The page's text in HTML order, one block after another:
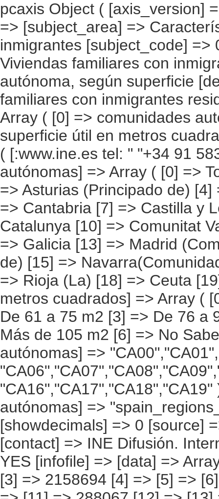
pcaxis Object ( [axis_version] => [creation_date] => 20080709 [note] => [subject_area] => Características de las viviendas de los inmigrantes [subject_code] => 01 [matrix] => 01002 [title] => Viviendas familiares con inmigrantes residentes por comunidad autónoma, según superficie [description] => [contents] => Viviendas familiares con inmigrantes residentes [units] => viviendas [stub] => Array ( [0] => comunidades autónomas ) [heading] => Array ( [0] => superficie útil en metros cuadrados ) [prestext] => [values] => Array ( [:www.ine.es tel: " "+34 91 5839100 "; VALUES("comunidades autónomas] => Array ( [0] => Total [1] => Andalucía [2] => Aragón [3] => Asturias (Principado de) [4] => Balears (IIles) [5] => Canarias [6] => Cantabria [7] => Castilla y León [8] => Castilla-La Mancha [9] => Catalunya [10] => Comunitat Valenciana [11] => Extremadura [12] => Galicia [13] => Madrid (Comunidad de) [14] => Murcia(Región de) [15] => Navarra(Comunidad Foral de) [16] => País Vasco [17] => Rioja (La) [18] => Ceuta [19] => Melilla ) [superficie útil en metros cuadrados] => Array ( [0] => Total [1] => Hasta 60 m2 [2] => De 61 a 75 m2 [3] => De 76 a 90 m2 [4] => De 91 a 105 m2 [5] => Más de 105 m2 [6] => No Sabe ) ) [codes] => Array ( [comunidades autónomas] => "CA00","CA01","CA02","CA03","CA04","CA05", "CA06","CA07","CA08","CA09","CA10","CA11","CA12","CA13","CA14","CA15", "CA16","CA17","CA18","CA19" ) [map] => Array ( [comunidades autónomas] => "spain_regions_img_ind" ) [decimals] => 0 [showdecimals] => 0 [source] => Instituto Nacional de Estadística [contact] => INE Difusión. Internet: www.ine.es/infoine [copyright] => YES [infofile] => [data]